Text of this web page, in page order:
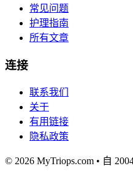
常见问题
护理指南
所有文章
连接
联系我们
关于
有用链接
隐私政策
© 2026 MyTriops.com • 自